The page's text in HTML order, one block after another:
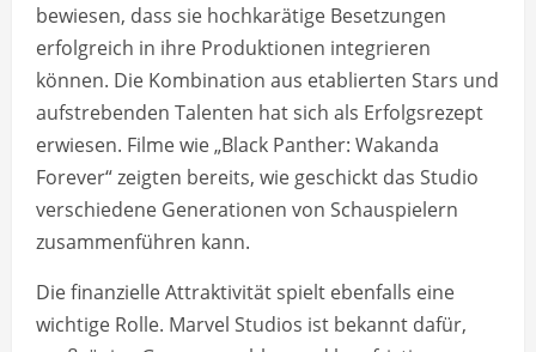
bewiesen, dass sie hochkarätige Besetzungen
erfolgreich in ihre Produktionen integrieren
können. Die Kombination aus etablierten Stars und
aufstrebenden Talenten hat sich als Erfolgsrezept
erwiesen. Filme wie „Black Panther: Wakanda
Forever“ zeigten bereits, wie geschickt das Studio
verschiedene Generationen von Schauspielern
zusammenführen kann.
Die finanzielle Attraktivität spielt ebenfalls eine
wichtige Rolle. Marvel Studios ist bekannt dafür,